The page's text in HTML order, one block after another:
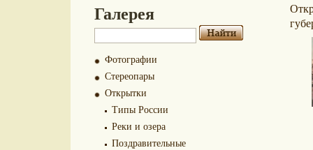
Галерея
Фотографии
Стереопары
Открытки
Типы России
Реки и озера
Поздравительные